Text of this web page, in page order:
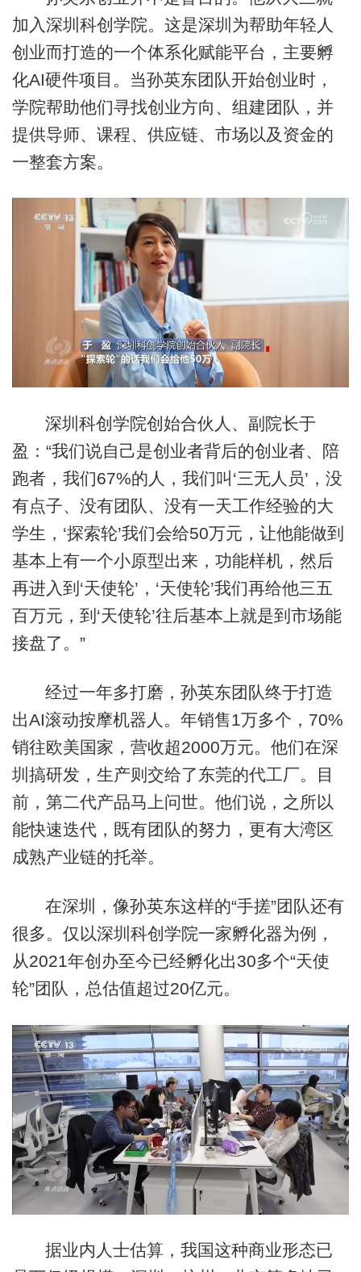
加入深圳科创学院。这是深圳为帮助年轻人
创业而打造的一个体系化赋能平台，主要孵
化AI硬件项目。当孙英东团队开始创业时，
学院帮助他们寻找创业方向、组建团队，并
提供导师、课程、供应链、市场以及资金的
一整套方案。
深圳科创学院创始合伙人、副院长于
盈：“我们说自己是创业者背后的创业者、陪
跑者，我们67%的人，我们叫‘三无人员’，没
有点子、没有团队、没有一天工作经验的大
学生，‘探索轮’我们会给50万元，让他能做到
基本上有一个小原型出来，功能样机，然后
再进入到‘天使轮’，‘天使轮’我们再给他三五
百万元，到‘天使轮’往后基本上就是到市场能
接盘了。”
经过一年多打磨，孙英东团队终于打造
出AI滚动按摩机器人。年销售1万多个，70%
销往欧美国家，营收超2000万元。他们在深
圳搞研发，生产则交给了东莞的代工厂。目
前，第二代产品马上问世。他们说，之所以
能快速迭代，既有团队的努力，更有大湾区
成熟产业链的托举。
在深圳，像孙英东这样的“手搓”团队还有
很多。仅以深圳科创学院一家孵化器为例，
从2021年创办至今已经孵化出30多个“天使
轮”团队，总估值超过20亿元。
据业内人士估算，我国这种商业形态已